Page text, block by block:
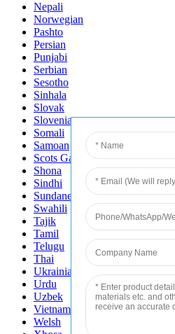
Nepali
Norwegian
Pashto
Persian
Punjabi
Serbian
Sesotho
Sinhala
Slovak
Slovenian
Somali
Samoan
Scots Gaelic
Shona
Sindhi
Sundanese
Swahili
Tajik
Tamil
Telugu
Thai
Ukrainian
Urdu
Uzbek
Vietnamese
Welsh